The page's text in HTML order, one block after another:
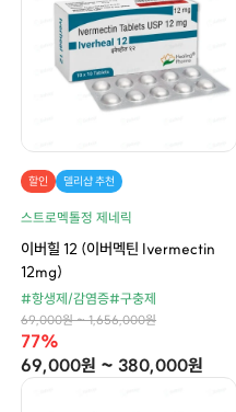
할인 델리샵 추천
스트로멕톨정 제네릭
이버힐 12 (이버멕틴 Ivermectin
12mg)
#항생제/감염증#구충제
69,000원 ~ 1,656,000원
77%
69,000원 ~ 380,000원